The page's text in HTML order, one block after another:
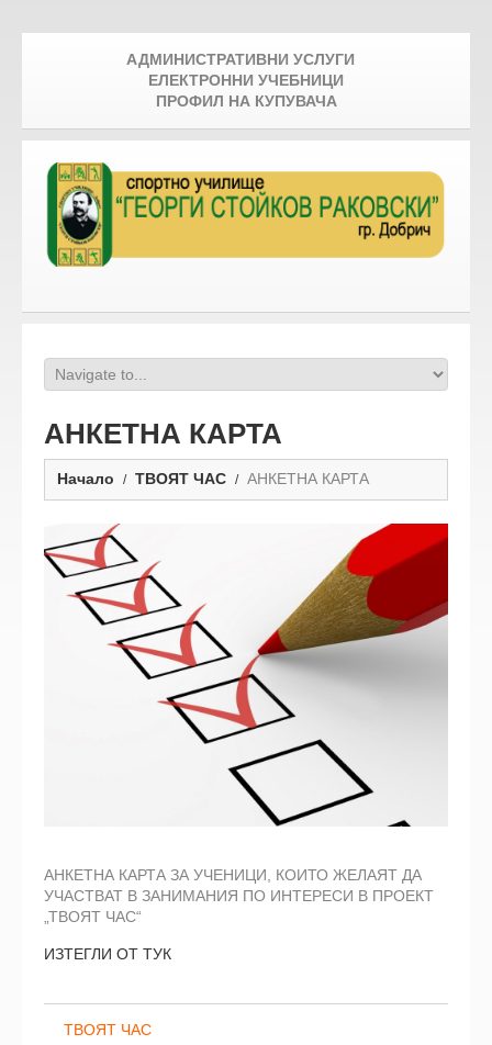
АДМИНИСТРАТИВНИ УСЛУГИ
ЕЛЕКТРОННИ УЧЕБНИЦИ
ПРОФИЛ НА КУПУВАЧА
АНКЕТНА КАРТА
Начало ТВОЯТ ЧАС АНКЕТНА КАРТА
АНКЕТНА КАРТА ЗА УЧЕНИЦИ, КОИТО ЖЕЛАЯТ ДА
УЧАСТВАТ В ЗАНИМАНИЯ ПО ИНТЕРЕСИ В ПРОЕКТ
„ТВОЯТ ЧАС“
ИЗТЕГЛИ ОТ ТУК
ТВОЯТ ЧАС